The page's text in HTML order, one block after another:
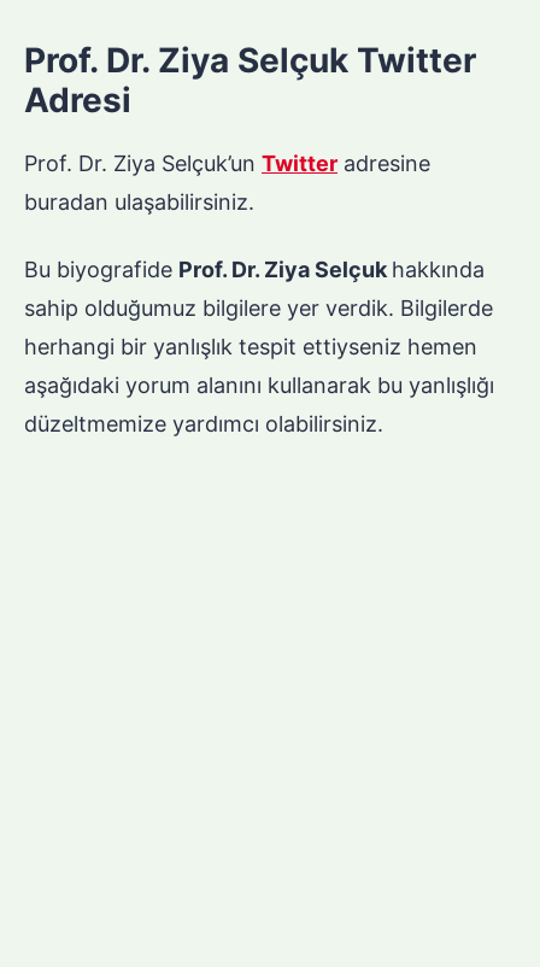
Prof. Dr. Ziya Selçuk Twitter
Adresi
Prof. Dr. Ziya Selçuk’un Twitter adresine
buradan ulaşabilirsiniz.
Bu biyografide Prof. Dr. Ziya Selçuk hakkında
sahip olduğumuz bilgilere yer verdik. Bilgilerde
herhangi bir yanlışlık tespit ettiyseniz hemen
aşağıdaki yorum alanını kullanarak bu yanlışlığı
düzeltmemize yardımcı olabilirsiniz.